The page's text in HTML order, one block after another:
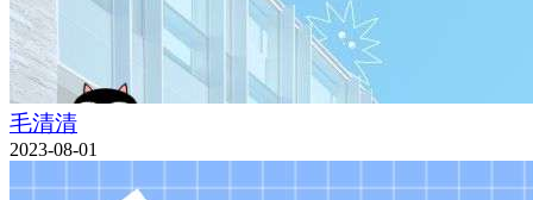
毛清清
2023-08-01